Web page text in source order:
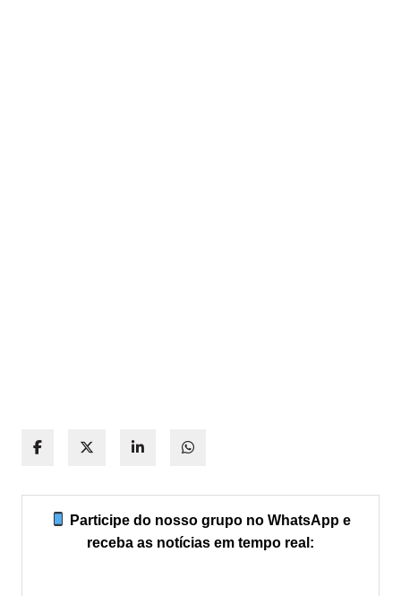
Participe do nosso grupo no WhatsApp e
receba as notícias em tempo real: